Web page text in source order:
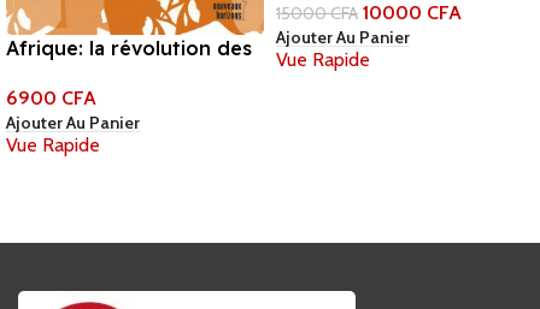
Afrique: la révolution des
6900 CFA
Ajouter Au Panier
Vue Rapide
15000CFA 10000 CFA
Ajouter Au Panier
Vue Rapide